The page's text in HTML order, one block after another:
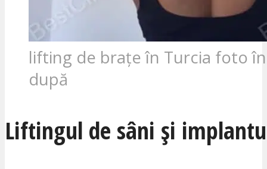
lifting de brațe în Turcia foto
după
Liftingul de sâni și